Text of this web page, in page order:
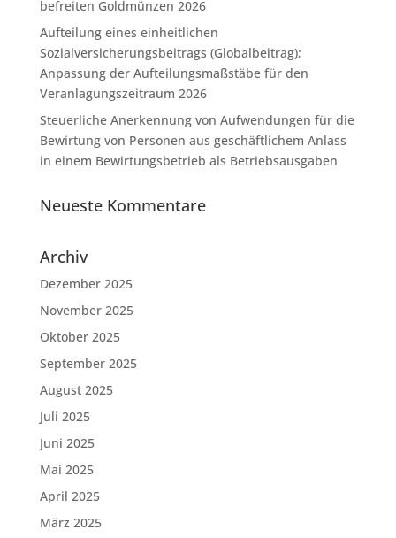
befreiten Goldmünzen 2026
Aufteilung eines einheitlichen
Sozialversicherungsbeitrags (Globalbeitrag);
Anpassung der Aufteilungsmaßstäbe für den
Veranlagungszeitraum 2026
Steuerliche Anerkennung von Aufwendungen für die
Bewirtung von Personen aus geschäftlichem Anlass
in einem Bewirtungsbetrieb als Betriebsausgaben
Neueste Kommentare
Archiv
Dezember 2025
November 2025
Oktober 2025
September 2025
August 2025
Juli 2025
Juni 2025
Mai 2025
April 2025
März 2025